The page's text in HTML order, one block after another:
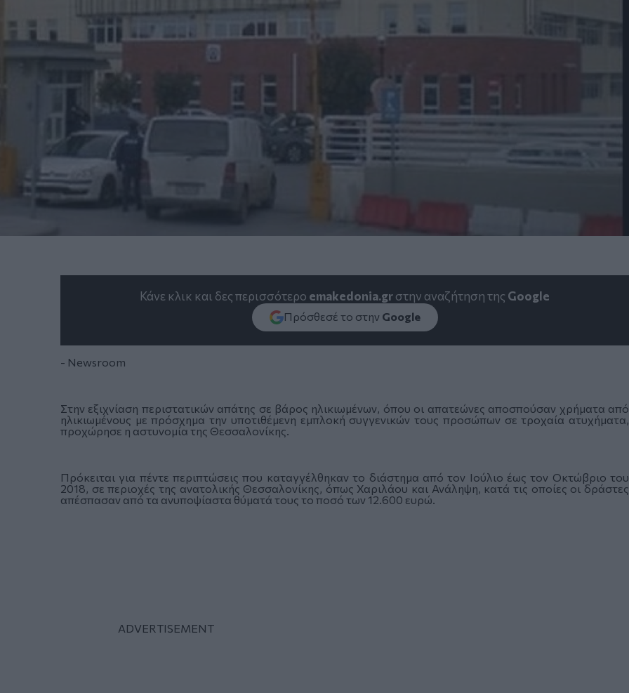
Κάνε κλικ και δες περισσότερο emakedonia.grστην αναζήτηση της Google
Πρόσθεσέ το στην Google
- Newsroom
Στην εξιχνίαση περιστατικών απάτης σε βάρος ηλικιωμένων, όπου οι απατεώνες αποσπούσαν χρήματα από
ηλικιωμένους με πρόσχημα την υποτιθέμενη εμπλοκή συγγενικών τους προσώπων σε τροχαία ατυχήματα,
προχώρησε η αστυνομία της Θεσσαλονίκης.
Πρόκειται για πέντε περιπτώσεις που καταγγέλθηκαν το διάστημα από τον Ιούλιο έως τον Οκτώβριο του
2018, σε περιοχές της ανατολικής Θεσσαλονίκης, όπως Χαριλάου και Ανάληψη, κατά τις οποίες οι δράστες
απέσπασαν από τα ανυποψίαστα θύματά τους το ποσό των 12.600 ευρώ.